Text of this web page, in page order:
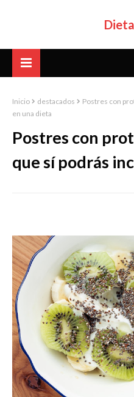
Inicio destacados
Postres con
en una dieta
Postres con
que sí podrás